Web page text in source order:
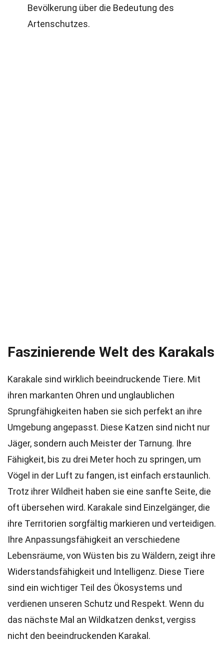
Bevölkerung über die Bedeutung des
Artenschutzes.
Faszinierende Welt des Karakals
Karakale sind wirklich beeindruckende Tiere. Mit
ihren markanten Ohren und unglaublichen
Sprungfähigkeiten haben sie sich perfekt an ihre
Umgebung angepasst. Diese Katzen sind nicht nur
Jäger, sondern auch Meister der Tarnung. Ihre
Fähigkeit, bis zu drei Meter hoch zu springen, um
Vögel in der Luft zu fangen, ist einfach erstaunlich.
Trotz ihrer Wildheit haben sie eine sanfte Seite, die
oft übersehen wird. Karakale sind Einzelgänger, die
ihre Territorien sorgfältig markieren und verteidigen.
Ihre Anpassungsfähigkeit an verschiedene
Lebensräume, von Wüsten bis zu Wäldern, zeigt ihre
Widerstandsfähigkeit und Intelligenz. Diese Tiere
sind ein wichtiger Teil des Ökosystems und
verdienen unseren Schutz und Respekt. Wenn du
das nächste Mal an Wildkatzen denkst, vergiss
nicht den beeindruckenden Karakal.